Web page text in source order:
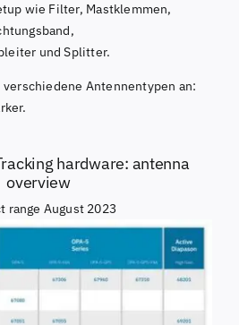
wie Filter, Mastklemmen,
und Splitter.
Antennentypen an:
hardware: antenna
overview
range August 2023